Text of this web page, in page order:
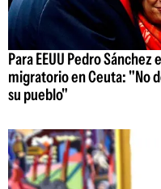
Para EEUU Pedro
migratorio en Ceuta: "No
su pueblo"